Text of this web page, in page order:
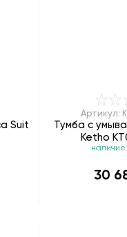
Suit
Артикул:
Тумба с
Ketho
наличие
30